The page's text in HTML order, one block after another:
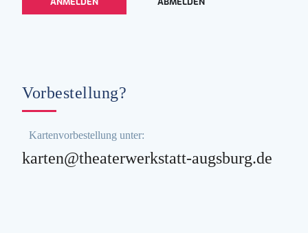
Vorbestellung?
Kartenvorbestellung unter:
karten@theaterwerkstatt-augsburg.de